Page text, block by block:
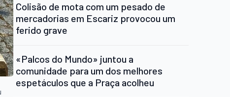
Colisão de mota com um pesado de
mercadorias em Escariz provocou um
ferido grave
«Palcos do Mundo» juntou a
comunidade para um dos melhores
espetáculos que a Praça acolheu